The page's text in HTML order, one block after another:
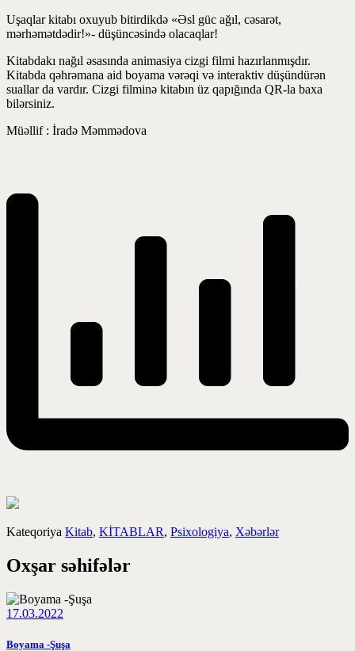
Uşaqlar kitabı oxuyub bitirdikdə «Əsl güc ağıl, cəsarət,
mərhəmətdədir!»- düşüncəsində olacaqlar!
Kitabdakı nağıl əsasında animasiya cizgi filmi hazırlanmışdır.
Kitabda qəhrəmana aid boyama vərəqi və interaktiv düşündürən
suallar da vardır. Cizgi filminə kitabın üz qapığında QR-la baxa
bilərsiniz.
Müəllif : İradə Məmmədova
Kateqoriya Kitab, KİTABLAR, Psixologiya, Xəbərlər
Oxşar səhifələr
17.03.2022
Boyama -Şuşa